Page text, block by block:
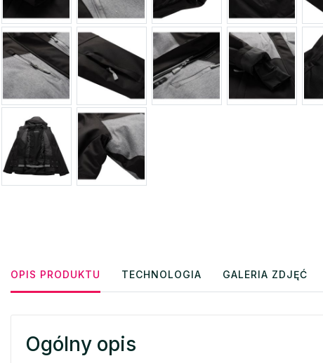
OPIS PRODUKTU TECHNOLOGIA GALERIA ZDJĘĆ
Ogólny opis